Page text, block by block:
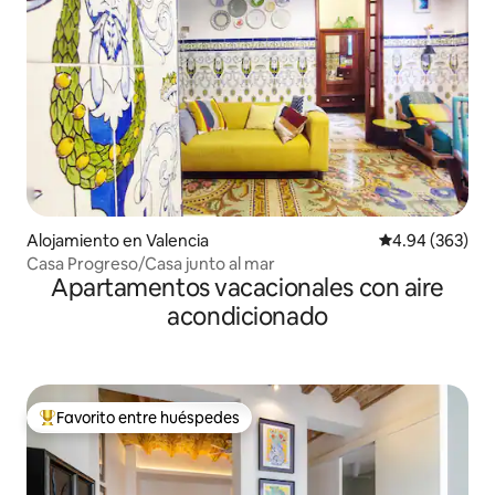
Alojamiento en Valencia Calificación
4.94 (363)
Casa Progreso/Casa junto al mar
Apartamentos vacacionales con aire
acondicionado
Favorito entre huéspedes preferido
Favorito entre huéspedes